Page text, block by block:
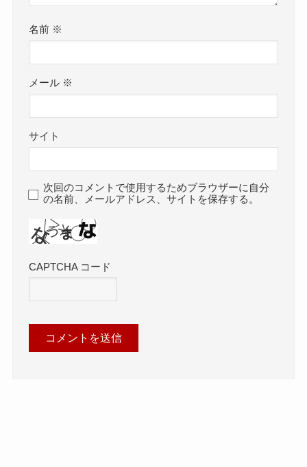
名前 ※
メール ※
サイト
次回のコメントで使用するためブラウザーに自分
の名前、メールアドレス、サイトを保存する。
CAPTCHA コード